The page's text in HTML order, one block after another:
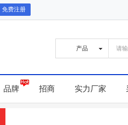
免费注册
品牌 招商 实力厂家